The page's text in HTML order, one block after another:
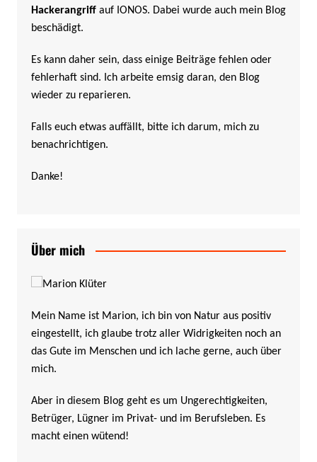
Hackerangriffauf IONOS. Dabei wurde auch mein Blog
beschädigt.
Es kann daher sein, dass einige Beiträge fehlen oder
fehlerhaft sind. Ich arbeite emsig daran, den Blog
wieder zu reparieren.
Falls euch etwas auffällt, bitte ich darum, mich zu
benachrichtigen.
Danke!
Über mich
Mein Name ist Marion, ich bin von Natur aus positiv
eingestellt, ich glaube trotz aller Widrigkeiten noch an
das Gute im Menschen und ich lache gerne, auch über
mich.
Aber in diesem Blog geht es um Ungerechtigkeiten,
Betrüger, Lügner im Privat- und im Berufsleben. Es
macht einen wütend!